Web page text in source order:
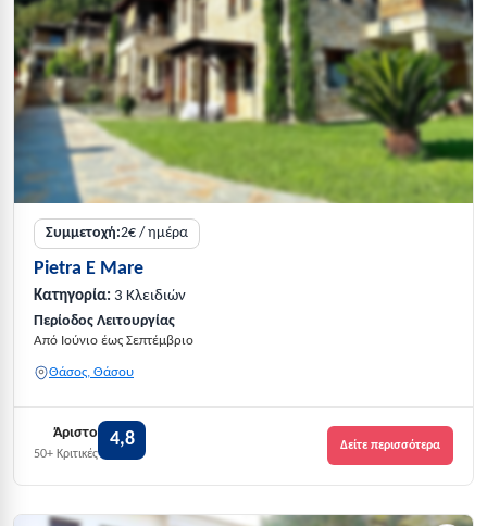
Συμμετοχή:2€ / ημέρα
Pietra E Mare
Κατηγορία: 3 Κλειδιών
Περίοδος Λειτουργίας
Από Ιούνιο έως Σεπτέμβριο
Θάσος, Θάσου
Άριστο
50+ Κριτικές
4,8 Δείτε περισσότερα